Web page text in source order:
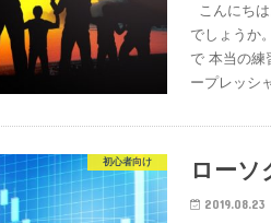
こんにち
でしょうか
で 本当の練
ープレッシ
初心者向け ローソ
2019.08.23